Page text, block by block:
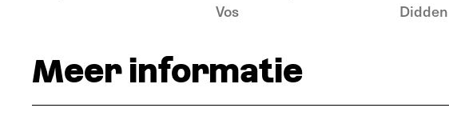
Vos
Didden
Meer informatie